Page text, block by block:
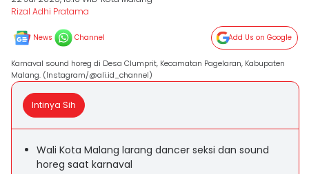
Rizal Adhi Pratama
News Channel Add Us on Google
Karnaval sound horeg di Desa Clumprit, Kecamatan Pagelaran, Kabupaten
Malang. (Instagram/@ali.id_channel)
Intinya Sih
Wali Kota Malang larang dancer seksi dan sound
horeg saat karnaval